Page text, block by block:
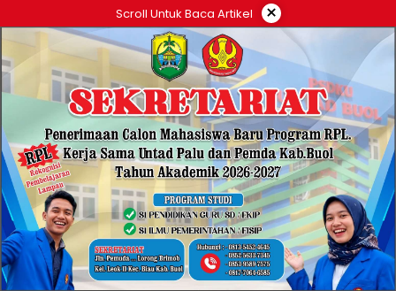
ke
konten
Scroll Untuk Baca Artikel ×